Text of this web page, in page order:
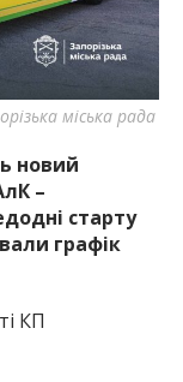
міська рада
новий
–
старту
графік
КП